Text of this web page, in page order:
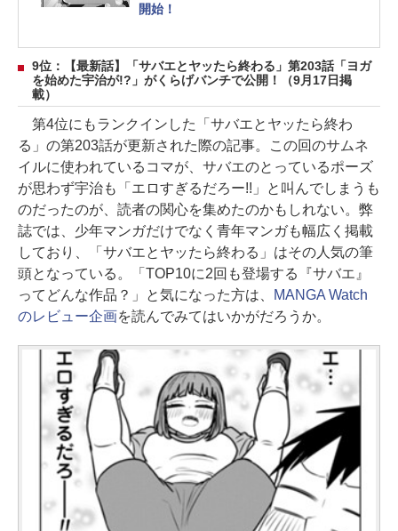
開始！
9位：【最新話】「サバエとヤッたら終わる」第203話「ヨガ
を始めた宇治が!?」がくらげバンチで公開！（9月17日掲
載）
第4位にもランクインした「サバエとヤッたら終わ
る」の第203話が更新された際の記事。この回のサムネ
イルに使われているコマが、サバエのとっているポーズ
が思わず宇治も「エロすぎるだろー!!」と叫んでしまうも
のだったのが、読者の関心を集めたのかもしれない。弊
誌では、少年マンガだけでなく青年マンガも幅広く掲載
しており、「サバエとヤッたら終わる」はその人気の筆
頭となっている。「TOP10に2回も登場する『サバエ』
ってどんな作品？」と気になった方は、
MANGA Watch
のレビュー企画を読んでみてはいかがだろうか。